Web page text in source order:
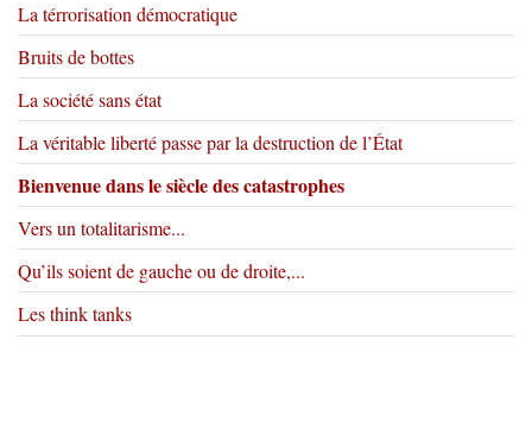
La térrorisation démocratique
Bruits de bottes
La société sans état
La véritable liberté passe par la destruction de l’État
Bienvenue dans le siècle des catastrophes
Vers un totalitarisme...
Qu’ils soient de gauche ou de droite,...
Les think tanks